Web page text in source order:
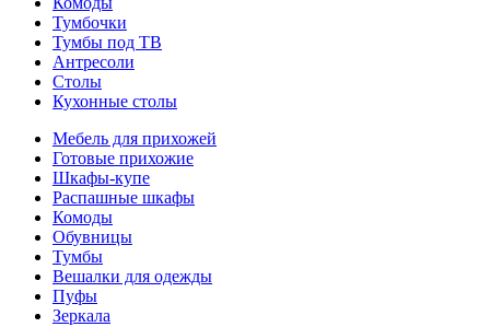
Тумбочки
Тумбы под ТВ
Антресоли
Столы
Кухонные столы
Мебель для прихожей
Готовые прихожие
Шкафы-купе
Распашные шкафы
Комоды
Обувницы
Тумбы
Вешалки для одежды
Пуфы
Зеркала